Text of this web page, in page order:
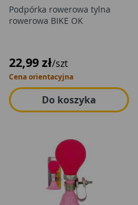
Podpórka rowerowa tylna
rowerowa BIKE OK
22,99 zł/szt
Cena orientacyjna
Do koszyka